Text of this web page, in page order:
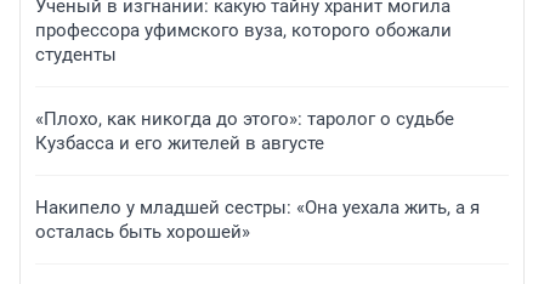
Ученый в изгнании: какую тайну хранит могила
профессора уфимского вуза, которого обожали
студенты
«Плохо, как никогда до этого»: таролог о судьбе
Кузбасса и его жителей в августе
Накипело у младшей сестры: «Она уехала жить, а я
осталась быть хорошей»